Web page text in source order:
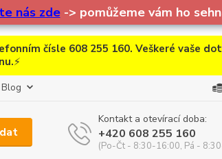
nás zde-> pomůžeme vám ho
čísle 608 255 160. Veškeré vaše
⚡
Blog
Kontakt a otevírací doba:
+420 608 255 160
(Po-Čt - 8:30-16:00, Pá -